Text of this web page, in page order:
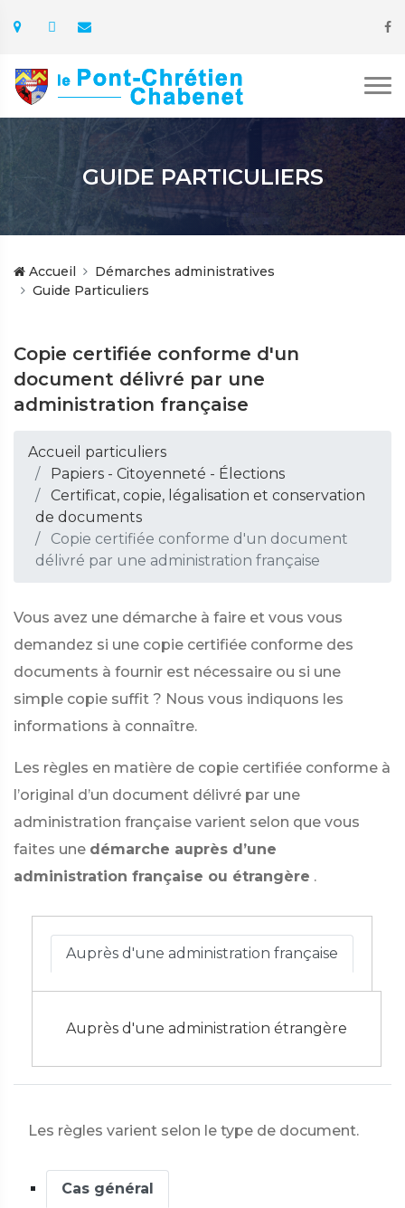
GUIDE PARTICULIERS
Accueil
Démarches administratives
Guide Particuliers
Copie certifiée conforme d'un
document délivré par une
administration française
Accueil particuliers
Papiers - Citoyenneté - Élections
Certificat, copie, légalisation et conservation
de documents
Copie certifiée conforme d'un document
délivré par une administration française
Vous avez une démarche à faire et vous vous
demandez si une copie certifiée conforme des
documents à fournir est nécessaire ou si une
simple copie suffit ? Nous vous indiquons les
informations à connaître.
Les règles en matière de copie certifiée conforme à
l’original d’un document délivré par une
administration française varient selon que vous
faites une démarche auprès d’une
administration française ou étrangère .
Auprès d'une administration française
Auprès d'une administration étrangère
Les règles varient selon le type de document.
Cas général